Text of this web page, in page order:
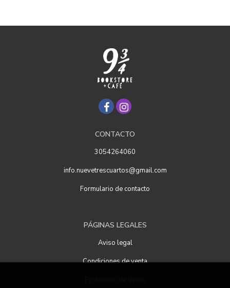
CONTACTO
3054264060
info.nuevetrescuartos@gmail.com
Formulario de contacto
PÁGINAS LEGALES
Aviso legal
Condiciones de venta